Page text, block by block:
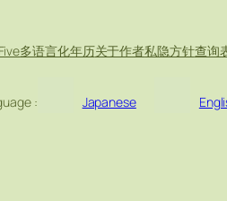
多语言化年历关于作者私隐方针查询
: Japanese